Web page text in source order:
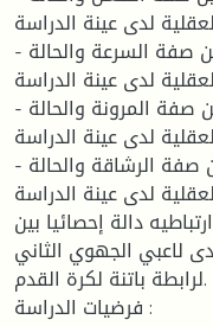
لدى عينة الدراسة.
- معرفة طبيعة العلاقة الموجودة بين صفة السرعة والحالة
لدى عينة الدراسة.
- معرفة طبيعة العلاقة الموجودة بين صفة المرونة والحالة
لدى عينة الدراسة.
- معرفة طبيعة العلاقة الموجودة بين صفة الرشاقة والحالة
لدى عينة الدراسة.
دالة إحصائيا بين
لاعبي الجهوي الثاني
لرابطة باتنة لكرة القدم.
فرضيات الدراسة :